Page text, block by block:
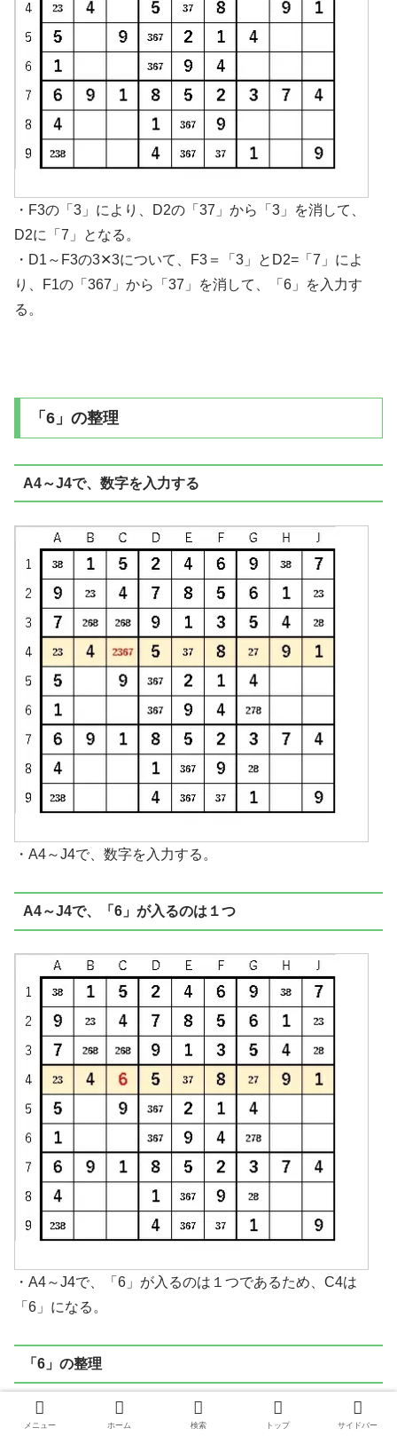
・F3の「3」により、D2の「37」から「3」を消して、
D2に「7」となる。
・D1～F3の3✕3について、F3＝「3」とD2=「7」によ
り、F1の「367」から「37」を消して、「6」を入力す
る。
「6」の整理
A4～J4で、数字を入力する
・A4～J4で、数字を入力する。
A4～J4で、「6」が入るのは１つ
・A4～J4で、「6」が入るのは１つであるため、C4は
「6」になる。
「6」の整理
メニュー ホーム 検索 トップ サイドバー